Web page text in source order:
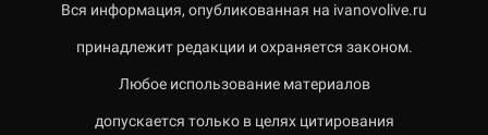
Вся информация, опубликованная на ivanovolive.ru
принадлежит редакции и охраняется законом.
Любое использование материалов
допускается только в целях цитирования